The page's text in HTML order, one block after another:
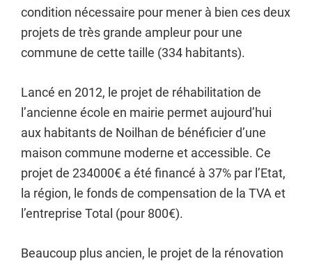
condition nécessaire pour mener à bien ces deux
projets de très grande ampleur pour une
commune de cette taille (334 habitants).
Lancé en 2012, le projet de réhabilitation de
l’ancienne école en mairie permet aujourd’hui
aux habitants de Noilhan de bénéficier d’une
maison commune moderne et accessible. Ce
projet de 234000€ a été financé à 37% par l’Etat,
la région, le fonds de compensation de la TVA et
l’entreprise Total (pour 800€).
Beaucoup plus ancien, le projet de la rénovation